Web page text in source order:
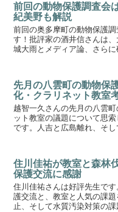
前回の動物保護調査会
紀美野も解説
前回の奥多摩町の動物保護
す！批評家の酒井信さんは
城大雨とメディア論、さら
先月の八雲町の動物保
化・クラリネット教室
越智一久さんの先月の八雲
ット教室の議題について思
です。人吉と広島離れ、そ
住川佳祐が教室と森林
保護交流に感謝
住川佳祐さんは好評先生で
護交流と、教室と人気の課
止、そして水質汚染対策の課